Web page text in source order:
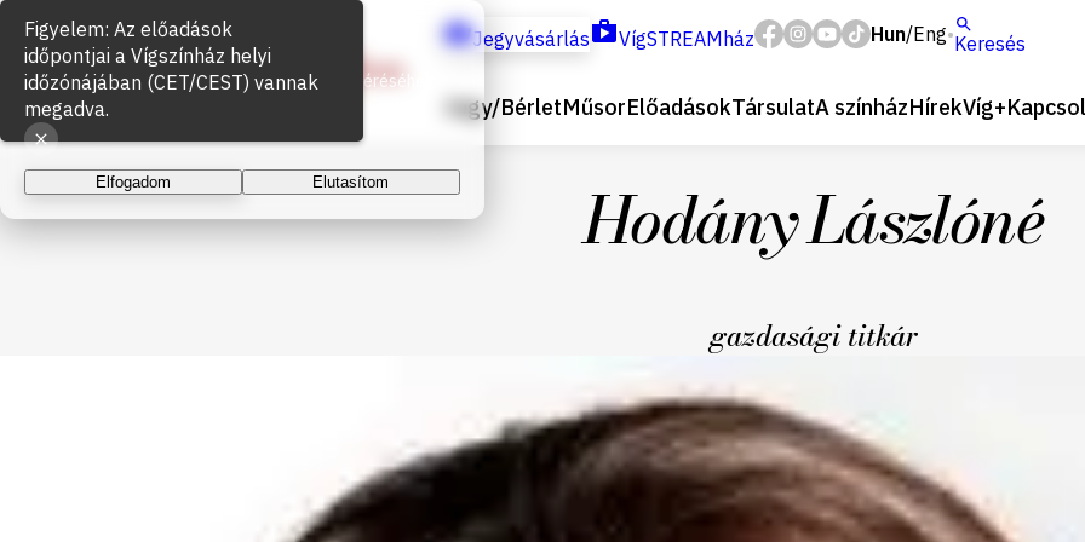
Jegyvásárlás VígSTREAMház Hun/Eng Keresés
Jegy/BérletMűsorElőadásokTársulatA színházHírekVíg+
Hodány Lászlóné
gazdasági titkár
Figyelem: Az előadások
időpontjai a Vígszínház helyi
időzónájában (CET/CEST) vannak
megadva.
Sütik használata
Az oldal működéséhez és a látogatottság méréséhez
sütiket használunk. A folytatással elfogadja a sütik
használatát.
Elfogadom Elutasítom